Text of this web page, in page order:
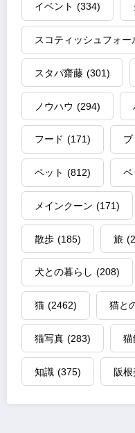
イベント (334)
スコティッシュフォー
スタパ齋藤 (301)
ノウハウ (294)
フード (171)
ペット (812) ペ
メインクーン (171)
散歩 (185) 旅
犬との暮らし (208)
猫 (2462) 猫と
猫写真 (283) 猫
知識 (375) 阪根